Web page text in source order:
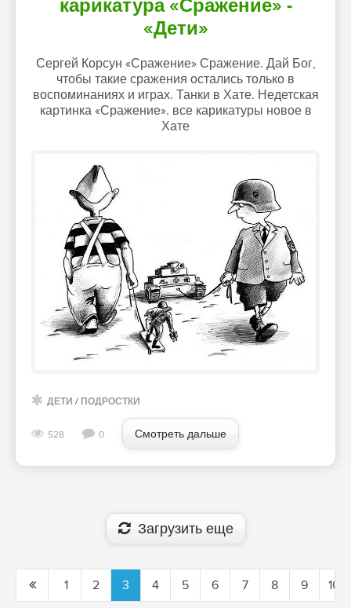
карикатура «Сражение» -
«Дети»
Сергей Корсун «Сражение» Сражение. Дай Бог,
чтобы такие сражения остались только в
воспоминаниях и играх. Танки в Хате. Недетская
картинка «Сражение». все карикатуры новое в
Хате
ДЕТИ / ПОДРОСТКИ
528 0 Смотреть дальше
Загрузить еще
1 2 3 4 5 6 7 8 9 10